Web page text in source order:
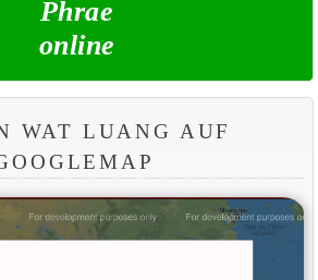
Phrae
online
WAT LUANG AUF